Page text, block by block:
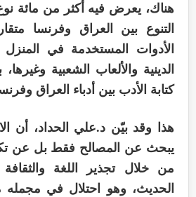
هناك، يعرض فيه أكثر من مائة
التنوع بين العراق وفرنسا
الأدوات المستخدمة في المنزل
الدينية والألعاب الشعبية
كتابة الأدب بين أدباء العراق
هذا وقد بيّن د.علي الحداد، أن
يبحث عن المصالح فقط بل عن
من خلال تجذير اللغة
الحديث، وهو احتلال في